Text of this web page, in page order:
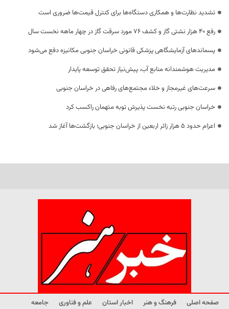
تشدید نظارت‌ها و همکاری دستگاه‌ها برای کنترل قیمت‌ها ضروری است
رفع 40 هزار نشتی گاز و کشف 76 مورد سرقت گاز در چهار ماهه نخست سال
پسماندهای آزمایشگاهی پزشکی قانونی خراسان جنوبی مکانیزه دفع می‌شود
مدیریت هوشمندانه منابع آب، پیش‌نیاز تحقق توسعه پایدار
سرعت‌های غیرمجاز و خلاء مجتمع‌های رفاهی در خراسان جنوبی
خراسان جنوبی رتبه نخست پذیرش توبه متهمان راکسب کرد
اعزام حدود 5 هزار زائر اربعین از خراسان جنوبی؛ بازگشت‌ها آغاز شد
صفحه اصلی فرهنگ و هنر اخبار استان علم و فناوری
جامعه